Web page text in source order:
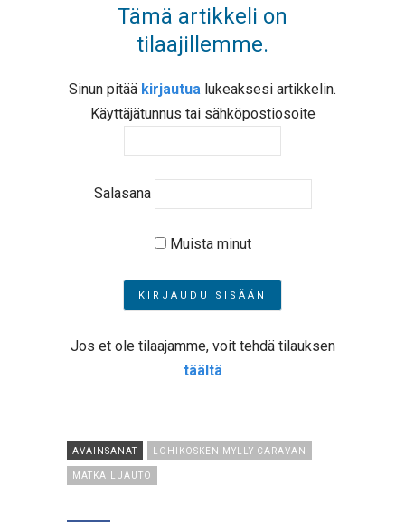
Tämä artikkeli on
tilaajillemme.
Sinun pitää kirjautua lukeaksesi artikkelin.
Käyttäjätunnus tai sähköpostiosoite
Salasana
Muista minut
Jos et ole tilaajamme, voit tehdä tilauksen
täältä
AVAINSANAT LOHIKOSKEN MYLLY CARAVAN
MATKAILUAUTO